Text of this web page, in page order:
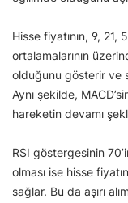
Hisse fiyatının, 9,
ortalamalarının
olduğunu gösterir ve
Aynı şekilde,
hareketin devamı
RSI göstergesinin
olması ise hisse
sağlar. Bu da aşırı